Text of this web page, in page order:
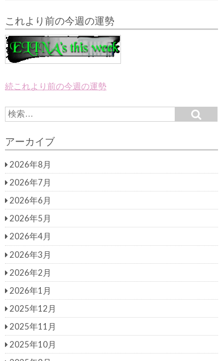
これより前の今週の運勢
続これより前の今週の運勢
S
e
r
h
o
r:
e
h
アーカイブ
2026年8月
2026年7月
2026年6月
2026年5月
2026年4月
2026年3月
2026年2月
2026年1月
2025年12月
2025年11月
2025年10月